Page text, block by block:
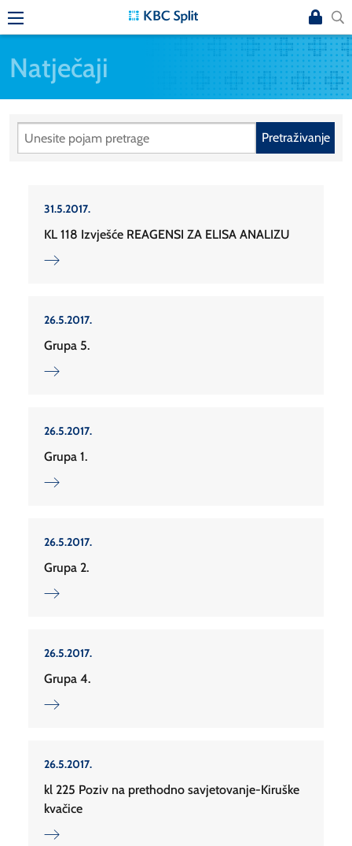
Natječaji
Pretraživanje
31.5.2017.
KL 118 Izvješće REAGENSI ZA ELISA ANALIZU
26.5.2017.
Grupa 5.
26.5.2017.
Grupa 1.
26.5.2017.
Grupa 2.
26.5.2017.
Grupa 4.
26.5.2017.
kl 225 Poziv na prethodno savjetovanje-Kiruške
kvačice